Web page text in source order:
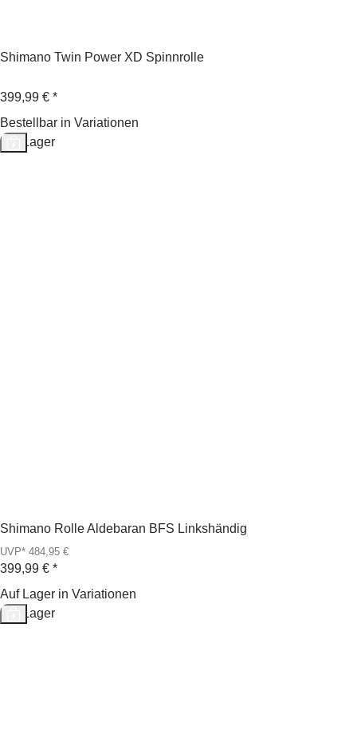
Shimano Twin Power XD Spinnrolle
399,99 € *
Bestellbar in Variationen
Auf Lager
Shimano Rolle Aldebaran BFS Linkshändig
UVP* 484,95 €
399,99 € *
Auf Lager in Variationen
Auf Lager